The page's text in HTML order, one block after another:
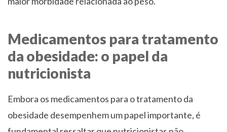
Medicamentos para tratamento
da obesidade: o papel da
nutricionista
Embora os medicamentos para o tratamento da
obesidade desempenhem um papel importante, é